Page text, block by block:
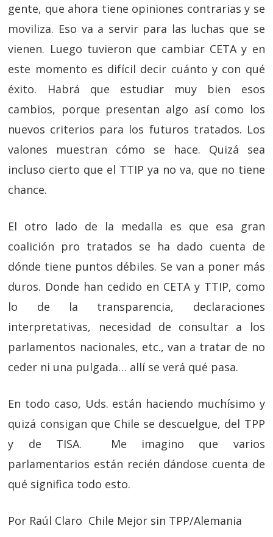
gente, que ahora tiene opiniones contrarias y se
moviliza. Eso va a servir para las luchas que se
vienen. Luego tuvieron que cambiar CETA y en
este momento es difícil decir cuánto y con qué
éxito. Habrá que estudiar muy bien esos
cambios, porque presentan algo así como los
nuevos criterios para los futuros tratados. Los
valones muestran cómo se hace. Quizá sea
incluso cierto que el TTIP ya no va, que no tiene
chance.
El otro lado de la medalla es que esa gran
coalición pro tratados se ha dado cuenta de
dónde tiene puntos débiles. Se van a poner más
duros. Donde han cedido en CETA y TTIP, como
lo de la transparencia, declaraciones
interpretativas, necesidad de consultar a los
parlamentos nacionales, etc., van a tratar de no
ceder ni una pulgada… allí se verá qué pasa.
En todo caso, Uds. están haciendo muchísimo y
quizá consigan que Chile se descuelgue, del TPP
y de TISA. Me imagino que varios
parlamentarios están recién dándose cuenta de
qué significa todo esto.
Por Raúl Claro Chile Mejor sin TPP/Alemania